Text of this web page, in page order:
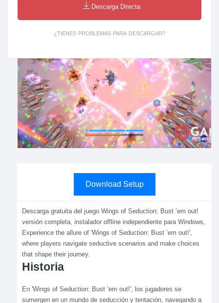
Download Setup
Descarga gratuita del juego Wings of Seduction: Bust ’em out!
versión completa, instalador offline independiente para Windows,
Experience the allure of 'Wings of Seduction: Bust ’em out!',
where players navigate seductive scenarios and make choices
that shape their journey.
Historia
En 'Wings of Seduction: Bust ’em out!', los jugadores se
sumergen en un mundo de seducción y tentación, navegando a
Descarga Directa
¿TIENES PROBLEMAS PARA DESCARGAR?